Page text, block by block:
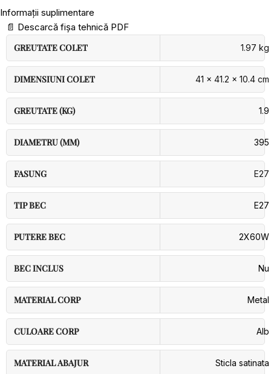
Informații suplimentare
📄 Descarcă fișa tehnică PDF
GREUTATE COLET
1.97 kg
DIMENSIUNI COLET 41 × 41.2 × 10.4 cm
GREUTATE (KG) 1.9
DIAMETRU (MM) 395
FASUNG E27
TIP BEC E27
PUTERE BEC 2X60W
BEC INCLUS Nu
MATERIAL CORP Metal
CULOARE CORP Alb
MATERIAL ABAJUR Sticla satinata